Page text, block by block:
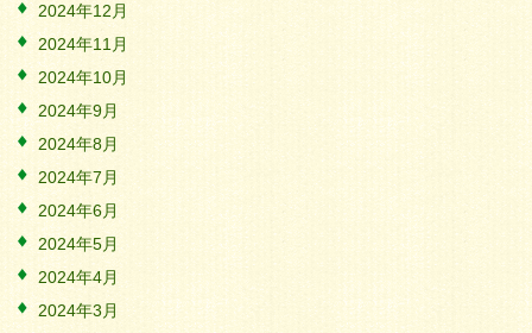
2024年12月
2024年11月
2024年10月
2024年9月
2024年8月
2024年7月
2024年6月
2024年5月
2024年4月
2024年3月